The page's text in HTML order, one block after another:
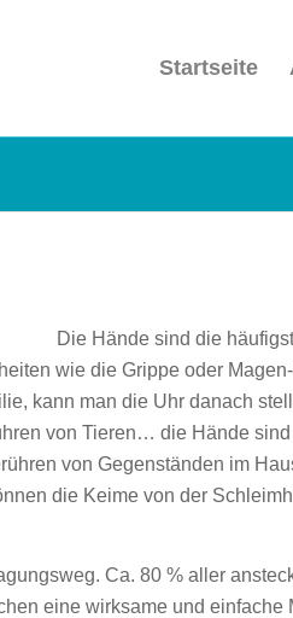
Startseite
Die Hände sind die
wie die Grippe oder
kann man die Uhr danach
von Tieren… die Hände
von Gegenständen im
die Keime von der
Ca. 80 % aller
eine wirksame und